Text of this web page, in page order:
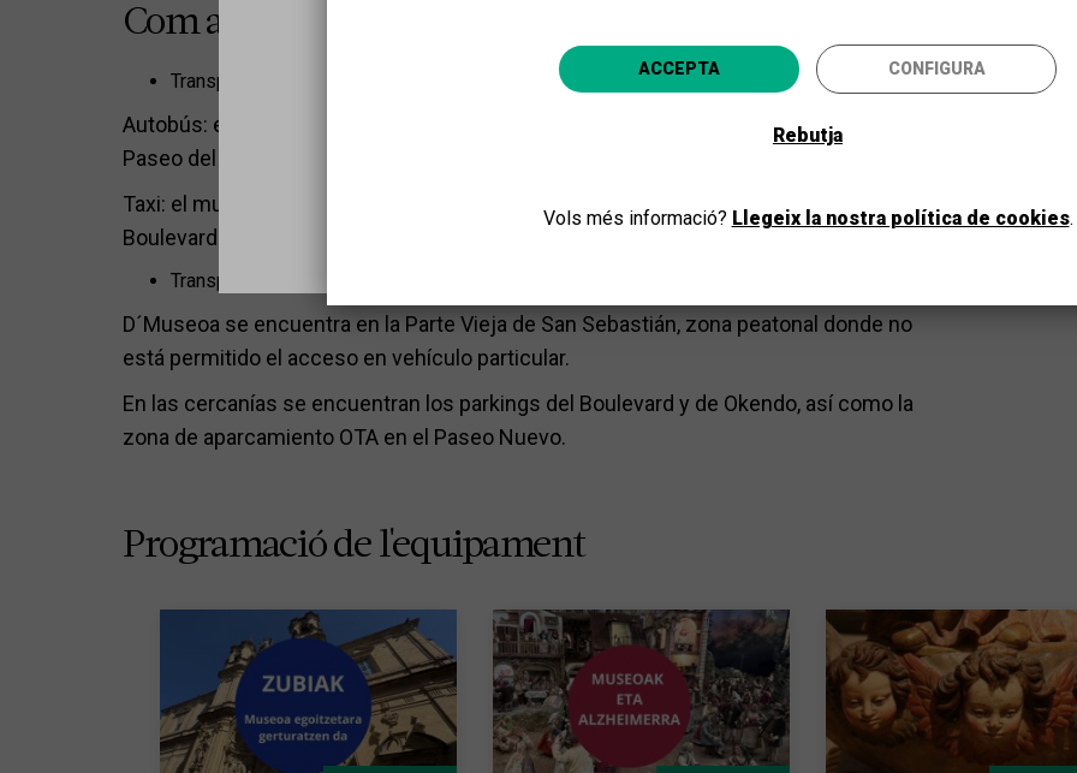
Com arribar
Transporte público:
Autobús: el museo se encuentra a pocos minutos a pie de las paradas de autobús del
Paseo del Boulevard. Paradas: 9, 13, 15, 17 y 19.
Taxi: el museo se encuentra a pocos minutos a pie de la parada de taxi del Paseo del
Boulevard. Ubicación parada:
Transporte privado:
D´Museoa se encuentra en la Parte Vieja de San Sebastián, zona peatonal donde no
está permitido el acceso en vehículo particular.
En las cercanías se encuentran los parkings del Boulevard y de Okendo, así como la
zona de aparcamiento OTA en el Paseo Nuevo.
Apropa Cultura, encara més a prop!
Programació de l'equipament
ACCEPTA CONFIGURA
Rebutja
Vols més informació? Llegeix la nostra política de cookies.